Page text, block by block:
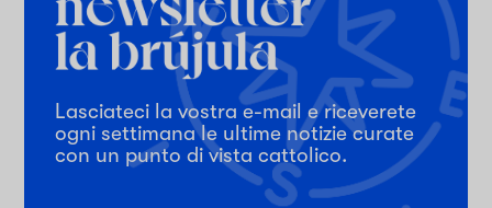
Lasciateci la vostra e-mail e riceverete
ogni settimana le ultime notizie curate
con un punto di vista cattolico.